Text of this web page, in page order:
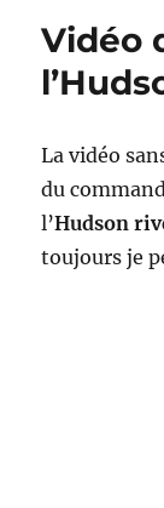
Vidéo
La vidéo
du
l’Hudson
toujours je